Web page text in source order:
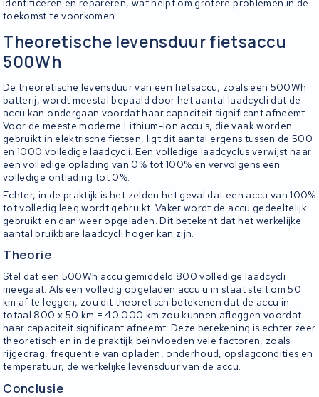
toekomst te voorkomen.
Theoretische levensduur fietsaccu
500Wh
De theoretische levensduur van een fietsaccu, zoals een 500Wh
batterij, wordt meestal bepaald door het aantal laadcycli dat de
accu kan ondergaan voordat haar capaciteit significant afneemt.
Voor de meeste moderne Lithium-Ion accu's, die vaak worden
gebruikt in elektrische fietsen, ligt dit aantal ergens tussen de 500
en 1000 volledige laadcycli. Een volledige laadcyclus verwijst naar
een volledige oplading van 0% tot 100% en vervolgens een
volledige ontlading tot 0%.
Echter, in de praktijk is het zelden het geval dat een accu van 100%
tot volledig leeg wordt gebruikt. Vaker wordt de accu gedeeltelijk
gebruikt en dan weer opgeladen. Dit betekent dat het werkelijke
aantal bruikbare laadcycli hoger kan zijn.
Theorie
Stel dat een 500Wh accu gemiddeld 800 volledige laadcycli
meegaat. Als een volledig opgeladen accu u in staat stelt om 50
km af te leggen, zou dit theoretisch betekenen dat de accu in
totaal 800 x 50 km = 40.000 km zou kunnen afleggen voordat
haar capaciteit significant afneemt. Deze berekening is echter zeer
theoretisch en in de praktijk beïnvloeden vele factoren, zoals
rijgedrag, frequentie van opladen, onderhoud, opslagcondities en
temperatuur, de werkelijke levensduur van de accu.
Conclusie